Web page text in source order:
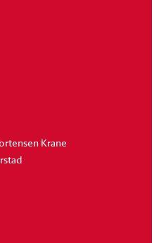
Krane